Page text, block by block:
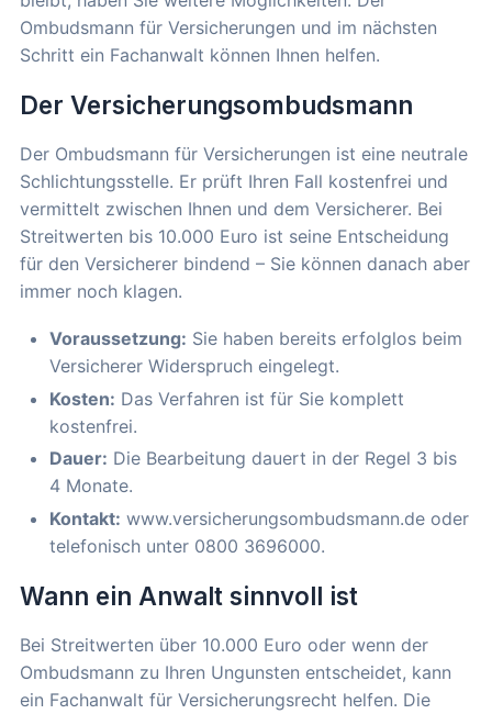
Ombudsmann für Versicherungen und im nächsten
Schritt ein Fachanwalt können Ihnen helfen.
Der Versicherungsombudsmann
Der Ombudsmann für Versicherungen ist eine neutrale
Schlichtungsstelle. Er prüft Ihren Fall kostenfrei und
vermittelt zwischen Ihnen und dem Versicherer. Bei
Streitwerten bis 10.000 Euro ist seine Entscheidung
für den Versicherer bindend – Sie können danach aber
immer noch klagen.
Voraussetzung: Sie haben bereits erfolglos beim
Versicherer Widerspruch eingelegt.
Kosten: Das Verfahren ist für Sie komplett
kostenfrei.
Dauer: Die Bearbeitung dauert in der Regel 3 bis
4 Monate.
Kontakt: www.versicherungsombudsmann.de oder
telefonisch unter 0800 3696000.
Wann ein Anwalt sinnvoll ist
Bei Streitwerten über 10.000 Euro oder wenn der
Ombudsmann zu Ihren Ungunsten entscheidet, kann
ein Fachanwalt für Versicherungsrecht helfen. Die